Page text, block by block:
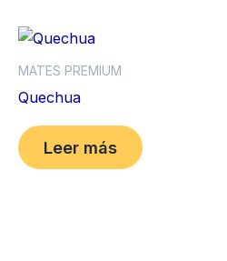
MATES PREMIUM
Quechua
Leer más